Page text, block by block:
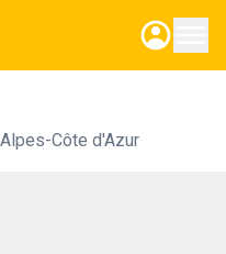
Côte d'Azur